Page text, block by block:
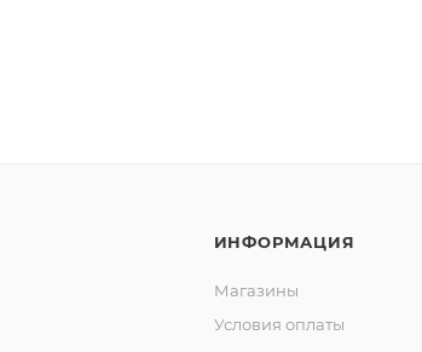
ИНФОРМАЦИЯ
Магазины
Условия оплаты